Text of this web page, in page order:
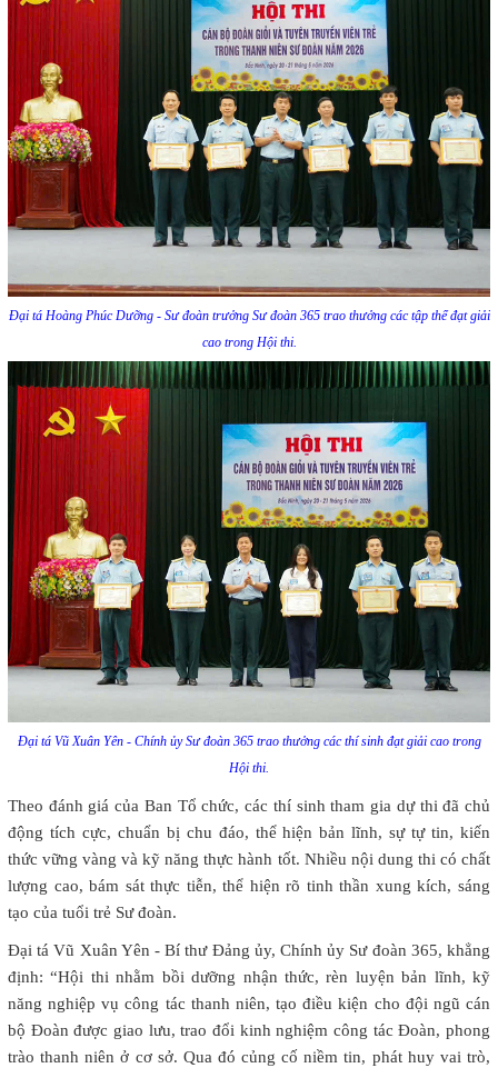
Đại tá Hoàng Phúc Dưỡng - Sư đoàn trưởng Sư đoàn 365 trao thưởng các tập thể đạt giải
cao trong Hội thi.
Đại tá Vũ Xuân Yên - Chính ủy Sư đoàn 365 trao thưởng các thí sinh đạt giải cao trong
Hội thi.
Theo đánh giá của Ban Tổ chức, các thí sinh tham gia dự thi đã chủ
động tích cực, chuẩn bị chu đáo, thể hiện bản lĩnh, sự tự tin, kiến
thức vững vàng và kỹ năng thực hành tốt. Nhiều nội dung thi có chất
lượng cao, bám sát thực tiễn, thể hiện rõ tinh thần xung kích, sáng
tạo của tuổi trẻ Sư đoàn.
Đại tá Vũ Xuân Yên - Bí thư Đảng ủy, Chính ủy Sư đoàn 365, khẳng
định: “Hội thi nhằm bồi dưỡng nhận thức, rèn luyện bản lĩnh, kỹ
năng nghiệp vụ công tác thanh niên, tạo điều kiện cho đội ngũ cán
bộ Đoàn được giao lưu, trao đổi kinh nghiệm công tác Đoàn, phong
trào thanh niên ở cơ sở. Qua đó củng cố niềm tin, phát huy vai trò,